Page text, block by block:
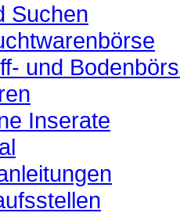
Suchen
und
Inserate